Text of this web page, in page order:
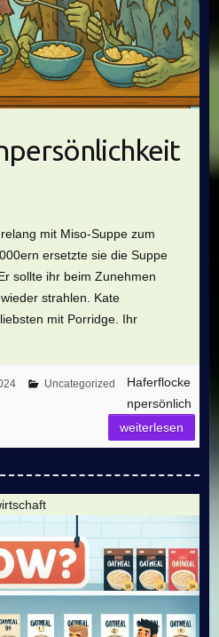
mit Miso-Suppe zum
ersetzte sie die Suppe
sollte ihr beim Zunehmen
strahlen. Kate
mit Porridge. Ihr
Uncategorized
Haferflocke
npersönlich
weiterlesen